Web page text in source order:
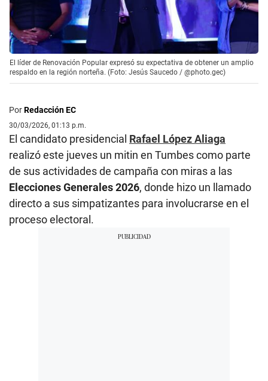
El líder de Renovación Popular expresó su expectativa de obtener un amplio
respaldo en la región norteña. (Foto: Jesús Saucedo / @photo.gec)
PorRedacción EC
30/03/2026, 01:13 p.m.
El candidato presidencial Rafael López Aliaga
realizó este jueves un mitin en Tumbes como parte
de sus actividades de campaña con miras a las
Elecciones Generales 2026, donde hizo un llamado
directo a sus simpatizantes para involucrarse en el
proceso electoral.